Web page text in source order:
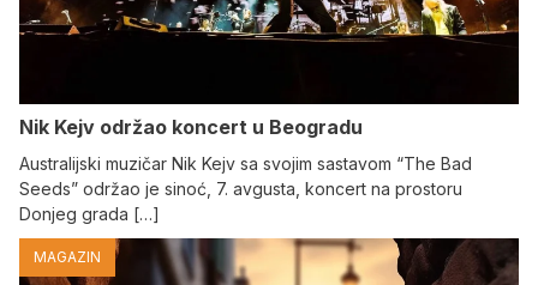
Nik Kejv održao koncert u Beogradu
Australijski muzičar Nik Kejv sa svojim sastavom “The Bad
Seeds” održao je sinoć, 7. avgusta, koncert na prostoru
Donjeg grada […]
MAGAZIN